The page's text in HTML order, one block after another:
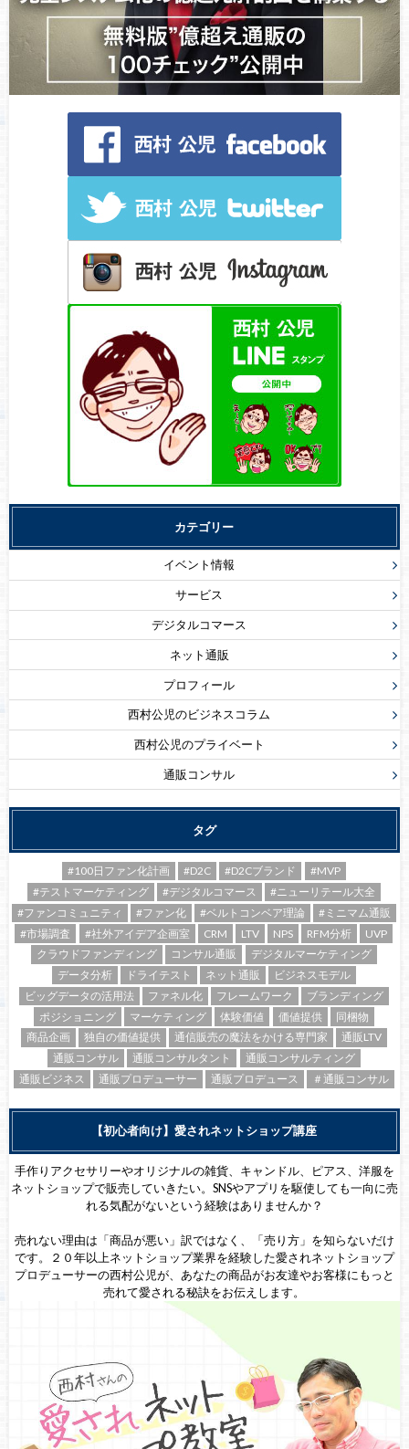
カテゴリー
イベント情報
サービス
デジタルコマース
ネット通販
プロフィール
西村公児のビジネスコラム
西村公児のプライベート
通販コンサル
タグ
#100日ファン化計画 #D2C #D2Cブランド
#MVP
#テストマーケティング
#デジタルコマース
#ニューリテール大全
#ファンコミュニティ
#ファン化 #ベルトコンベア理論
#ミニマム通販
#市場調査
#社外アイデア企画室 CRM LTV NPS RFM分析
UVP
クラウドファンディング
コンサル通販
デジタルマーケティング
データ分析
ドライテスト ネット通販
ビジネスモデル
ビッグデータの活用法
ファネル化 フレームワーク
ブランディング
ポジショニング
マーケティング 体験価値 価値提供
同梱物
商品企画
独自の価値提供 通信販売の魔法をかける専門家
通販LTV
通販コンサル
通販コンサルタント
通販コンサルティング
通販ビジネス
通販プロデューサー 通販プロデュース ＃通販コンサル
【初心者向け】愛されネットショップ講座
手作りアクセサリーやオリジナルの雑貨、キャンドル、ピアス、洋服を
ネットショップで販売していきたい。SNSやアプリを駆使しても一向に売
れる気配がないという経験はありませんか？
売れない理由は「商品が悪い」訳ではなく、「売り方」を知らないだけ
です。２０年以上ネットショップ業界を経験した愛されネットショップ
プロデューサーの西村公児が、あなたの商品がお友達やお客様にもっと
売れて愛される秘訣をお伝えします。